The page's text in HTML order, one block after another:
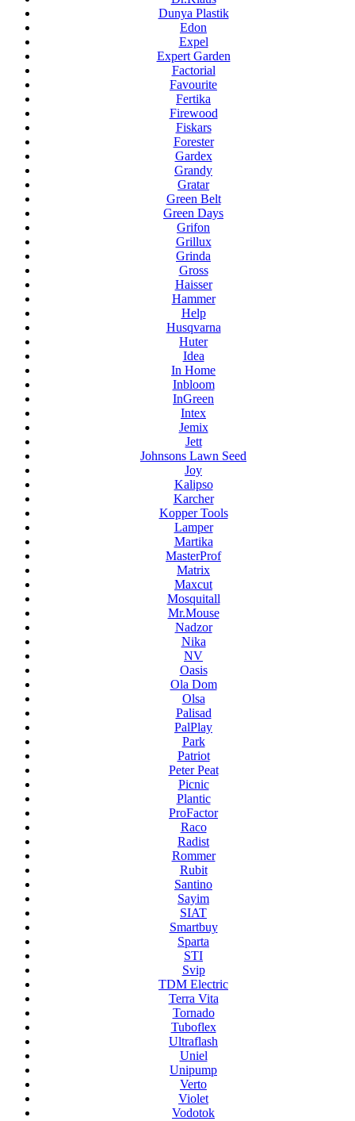
Dunya Plastik
Edon
Expel
Expert Garden
Factorial
Favourite
Fertika
Firewood
Fiskars
Forester
Gardex
Grandy
Gratar
Green Belt
Green Days
Grifon
Grillux
Grinda
Gross
Haisser
Hammer
Help
Husqvarna
Huter
Idea
In Home
Inbloom
InGreen
Intex
Jemix
Jett
Johnsons Lawn Seed
Joy
Kalipso
Karcher
Kopper Tools
Lamper
Martika
MasterProf
Matrix
Maxcut
Mosquitall
Mr.Mouse
Nadzor
Nika
NV
Oasis
Ola Dom
Olsa
Palisad
PalPlay
Park
Patriot
Peter Peat
Picnic
Plantic
ProFactor
Raco
Radist
Rommer
Rubit
Santino
Sayim
SIAT
Smartbuy
Sparta
STI
Svip
TDM Electric
Terra Vita
Tornado
Tuboflex
Ultraflash
Uniel
Unipump
Verto
Violet
Vodotok